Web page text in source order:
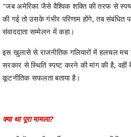
"जब अमेरिका जैसे वैश्विक शक्ति की तरफ से
की गई तो उसके गंभीर परिणाम होंगे, तब
संवाददाता सम्मेलन में कहा।
इस खुलासे से राजनीतिक गलियारों में हलचल मच
सरकार से स्थिति स्पष्ट करने की मांग की है,
कूटनीतिक सफलता बताया है।
क्या था पूरा मामला?